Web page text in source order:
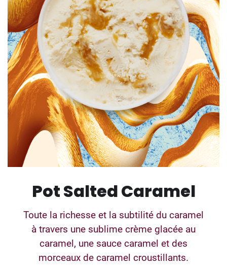
Pot Salted Caramel
Toute la richesse et la subtilité du caramel
à travers une sublime crème glacée au
caramel, une sauce caramel et des
morceaux de caramel croustillants.